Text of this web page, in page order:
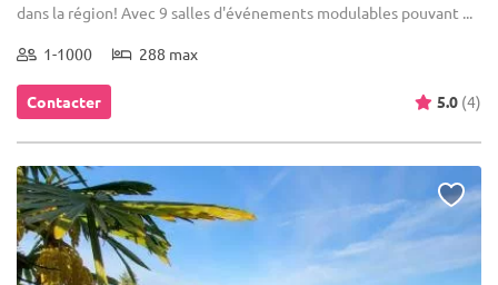
dans la région! Avec 9 salles d'événements modulables pouvant ...
1-1000 288 max
Contacter 5.0 (4)